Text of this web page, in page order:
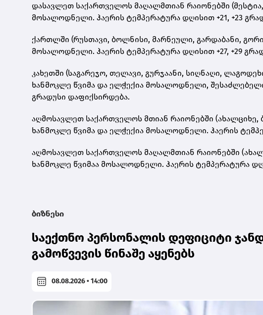
დასავლეთ საქართველოს მაღალმთიან რაიონებში
მოსალოდნელი. ჰაერის ტემპერატურა დღისით +21, +23
ქართლში (რუსთავი, ბოლნისი, მარნეული, გარდაბანი,
მოსალოდნელი. ჰაერის ტემპერატურა დღისით +27, +29
კახეთში (საგარეჯო, თელავი, გურჯაანი, სიღნაღი,
ხანმოკლე წვიმა და ელჭექია მოსალოდნელი,
გრადუსი დაფიქსირდება.
აღმოსავლეთ საქართველოს მთიან რაიონებში (ახალციხე,
ხანმოკლე წვიმა და ელჭექია მოსალოდნელი. ჰაერის
აღმოსავლეთ საქართველოს მაღალმთიან რაიონებში
ხანმოკლე წვიმაა მოსალოდნელი. ჰაერის ტემპერატურა
ბიზნესი
საექთნო პერსონალის დეფიციტი
გამოწვევის წინაშე აყენებს
08.08.2026 • 14:00